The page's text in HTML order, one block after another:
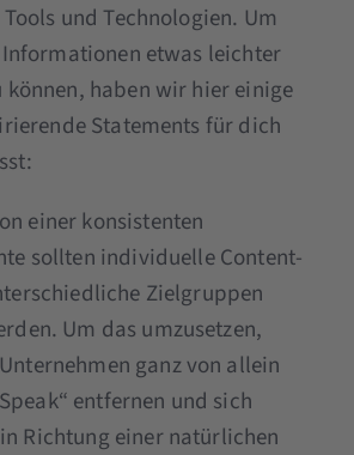
und Technologien. Um
etwas leichter
können, haben wir hier einige
Statements für dich
einer konsistenten
sollten individuelle Content-
Zielgruppen
Um das umzusetzen,
ganz von allein
entfernen und sich
Richtung einer natürlichen